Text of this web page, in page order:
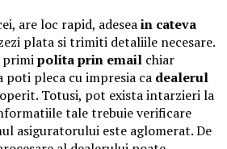
are loc rapid, adeseain cateva
plata si trimiti detaliile necesare.
primipolita prin email chiar
poti pleca cu impresia ca dealerul
Totusi, pot exista intarzieri la
tale trebuie verificare
asiguratorului este aglomerat. De